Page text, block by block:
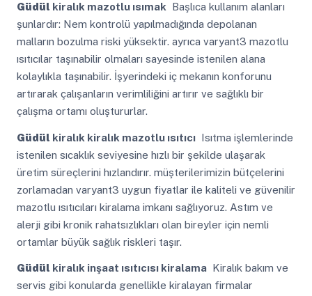
Güdül kiralık mazotlu ısımak Başlıca kullanım alanları
şunlardır: Nem kontrolü yapılmadığında depolanan
malların bozulma riski yüksektir. ayrıca varyant3 mazotlu
ısıtıcılar taşınabilir olmaları sayesinde istenilen alana
kolaylıkla taşınabilir. İşyerindeki iç mekanın konforunu
artırarak çalışanların verimliliğini artırır ve sağlıklı bir
çalışma ortamı oluştururlar.
Güdül kiralık kiralık mazotlu ısıtıcıIsıtma işlemlerinde
istenilen sıcaklık seviyesine hızlı bir şekilde ulaşarak
üretim süreçlerini hızlandırır. müşterilerimizin bütçelerini
zorlamadan varyant3 uygun fiyatlar ile kaliteli ve güvenilir
mazotlu ısıtıcıları kiralama imkanı sağlıyoruz. Astım ve
alerji gibi kronik rahatsızlıkları olan bireyler için nemli
ortamlar büyük sağlık riskleri taşır.
Güdül kiralık inşaat ısıtıcısı kiralamaKiralık bakım ve
servis gibi konularda genellikle kiralayan firmalar